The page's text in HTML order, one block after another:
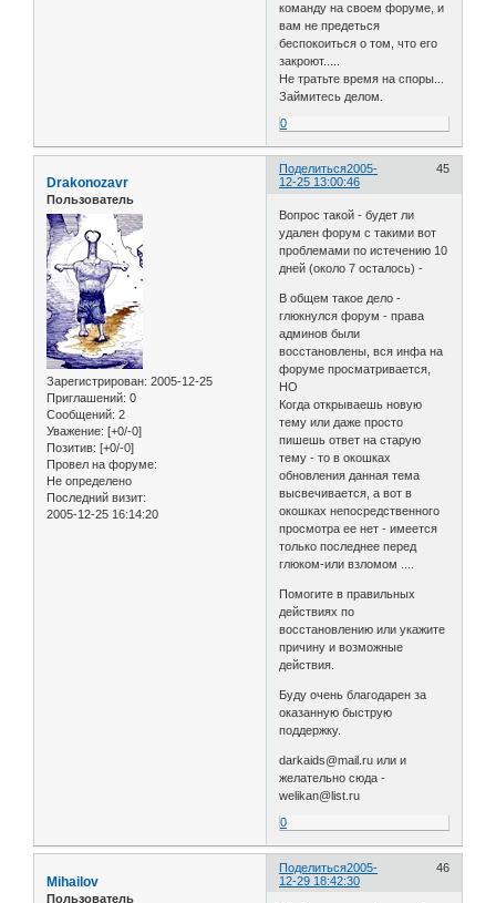
команду на своем форуме, и
вам не предеться
беспокоиться о том, что его
закроют.....
Не тратьте время на споры...
Займитесь делом.
0
Поделиться 45
2005-
12-25 13:00:46
Drakonozavr
Пользователь
Зарегистрирован: 2005-12-25
Приглашений: 0
Сообщений: 2
Уважение: [+0/-0]
Позитив: [+0/-0]
Провел на форуме:
Не определено
Последний визит:
2005-12-25 16:14:20
Вопрос такой - будет ли
удален форум с такими вот
проблемами по истечению 10
дней (около 7 осталось) -
В общем такое дело -
глюкнулся форум - права
админов были
восстановлены, вся инфа на
форуме просматривается,
НО
Когда открываешь новую
тему или даже просто
пишешь ответ на старую
тему - то в окошках
обновления данная тема
высвечивается, а вот в
окошках непосредственного
просмотра ее нет - имеется
только последнее перед
глюком-или взломом ....
Помогите в правильных
действиях по
восстановлению или укажите
причину и возможные
действия.
Буду очень благодарен за
оказанную быструю
поддержку.
darkaids@mail.ru или и
желательно сюда -
welikan@list.ru
0
Поделиться 46
2005-
12-29 18:42:30
Mihailov
Пользователь